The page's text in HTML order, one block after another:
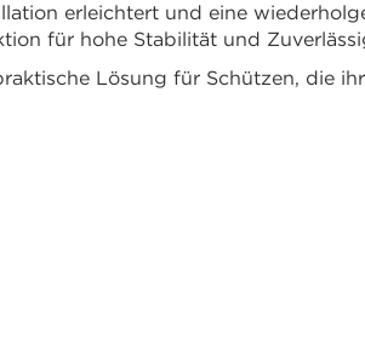
erleichtert und eine
für hohe Stabilität und
Lösung für Schützen, die